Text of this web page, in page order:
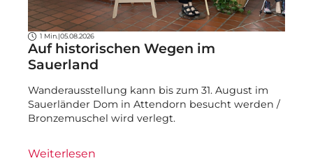
1 Min.|05.08.2026
Auf historischen Wegen im
Sauerland
Wanderausstellung kann bis zum 31. August im
Sauerländer Dom in Attendorn besucht werden /
Bronzemuschel wird verlegt.
Weiterlesen